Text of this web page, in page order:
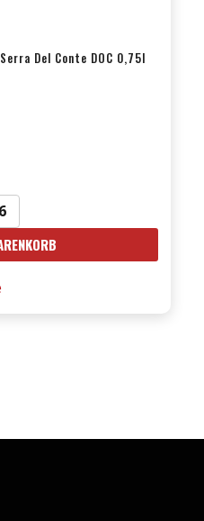
Del Conte DOC 0,75l
Garofoli
-
Serra